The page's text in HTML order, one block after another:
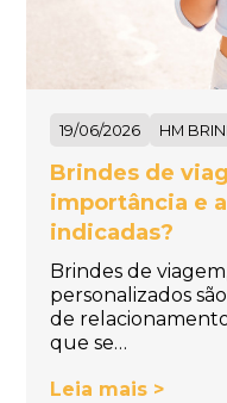
19/06/2026 HM
Brindes de
importância e
indicadas?
Brindes de
personalizados
de
que se…
Leia mais >